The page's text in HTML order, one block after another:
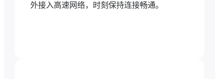
外接入高速网络，时刻保持连接畅通。